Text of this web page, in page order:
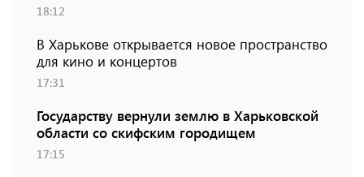
18:12
В Харькове открывается новое пространство
для кино и концертов
17:31
Государству вернули землю в Харьковской
области со скифским городищем
17:15